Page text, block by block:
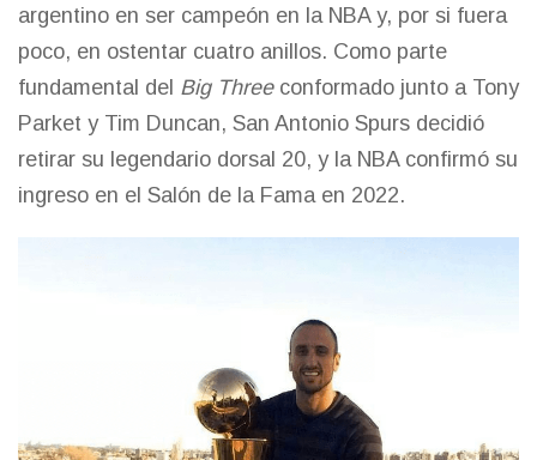
argentino en ser campeón en la NBA y, por si fuera
poco, en ostentar cuatro anillos. Como parte
fundamental del Big Threeconformado junto a Tony
Parket y Tim Duncan, San Antonio Spurs decidió
retirar su legendario dorsal 20, y la NBA confirmó su
ingreso en el Salón de la Fama en 2022.